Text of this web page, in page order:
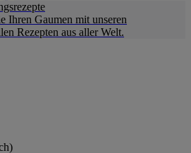
Ihren Gaumen mit unseren
Rezepten aus aller Welt.